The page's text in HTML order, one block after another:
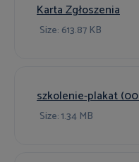
Karta Zgłoszenia
Size: 613.87 KB
szkolenie-plakat
Size:1.34 MB